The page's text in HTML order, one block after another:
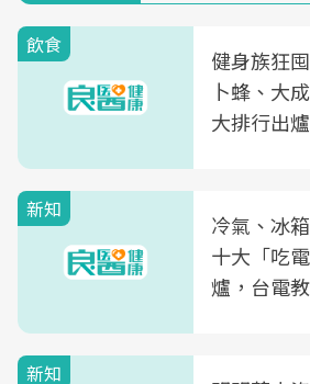
飲食
健身族狂
卜蜂、大
大排行出
新知
冷氣、冰
十大「吃
爐，台電
新知